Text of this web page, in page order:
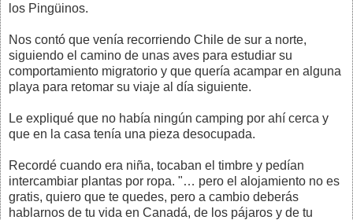
los Pingüinos.
Nos contó que venía recorriendo Chile de sur a norte,
siguiendo el camino de unas aves para estudiar su
comportamiento migratorio y que quería acampar en alguna
playa para retomar su viaje al día siguiente.
Le expliqué que no había ningún camping por ahí cerca y
que en la casa tenía una pieza desocupada.
Recordé cuando era niña, tocaban el timbre y pedían
intercambiar plantas por ropa. "… pero el alojamiento no es
gratis, quiero que te quedes, pero a cambio deberás
hablarnos de tu vida en Canadá, de los pájaros y de tu